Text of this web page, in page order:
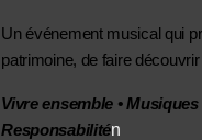
Un événement musical qui
patrimoine, de faire
Vivre ensemble •
Responsabilitén